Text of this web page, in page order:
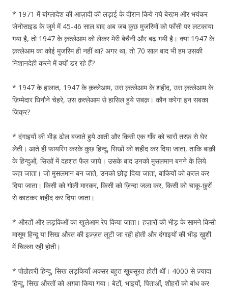
* 1971 में बांग्लादेश की आज़ादी की लड़ाई के दौरान किये गये बेरहम और भयंकर
जेनोसाइड के जुर्म में 45-46 साल बाद अब जब कुछ मुजरिमों को फाँसी पर लटकाया
गया है, तो 1947 के क़त्लेआम को लेकर मेरी बेचैनी और बढ़ गयी है। क्या 1947 के
क़त्लेआम का कोई मुजरिम ही नहीं था? अगर था, तो 70 साल बाद भी हम उसकी
निशानदेही करने में क्यों डर रहे हैं?
* 1947 के हालात, 1947 के क़त्लेआम, उस क़त्लेआम के शहीद, उस क़त्लेआम के
ज़िम्मेदार घिनौने चेहरे, उस क़त्लेआम से हासिल हुये सबक़। कौन करेगा इन सबका
ज़िक्र?
* दंगाइयों की भीड़ ढोल बजाते हुये आती और किसी एक गाँव को चारों तरफ़ से घेर
लेती। आते ही फायरिंग करके कुछ हिन्दू, सिखों को शहीद कर दिया जाता, ताकि बाक़ी
के हिन्दुओं, सिखों में दहशत फैल जाये। उसके बाद उनको मुसलमान बनने के लिये
कहा जाता। जो मुसलमान बन जाते, उनको छोड़ दिया जाता, बाकियों को क़त्ल कर
दिया जाता। किसी को गोली मारकर, किसी को ज़िन्दा जला कर, किसी को चाकू-छुरों
से काटकर शहीद कर दिया जाता।
* औरतों और लड़किओं का खुलेआम रेप किया जाता। हज़ारों की भीड़ के सामने किसी
मासूम हिन्दू या सिख औरत की इज़्ज़त लूटी जा रही होती और दंगाइयों की भीड़ ख़ुशी
में चिल्ला रही होती।
* पोठोहारी हिन्दू, सिख लड़कियाँ अक्सर बहुत ख़ूबसूरत होती थीं। 4000 से ज़्यादा
हिन्दू, सिख औरतों को अग़वा किया गया। बेटों, भाइयों, पिताओं, शौहरों को बांध कर